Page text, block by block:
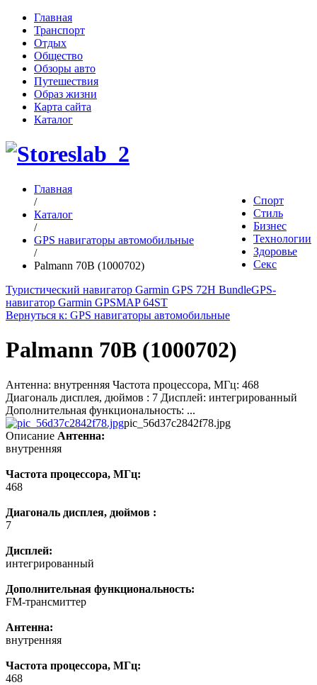
Главная
Транспорт
Отдых
Общество
Обзоры авто
Путешествия
Образ жизни
Карта сайта
Каталог
Спорт
Стиль
Бизнес
Технологии
Здоровье
Секс
Главная
/
Каталог
/
GPS навигаторы автомобильные
/
Palmann 70В (1000702)
Туристический навигатор Garmin GPS 72H BundleGPS-
навигатор Garmin GPSMAP 64ST
Вернуться к: GPS навигаторы автомобильные
Palmann 70В (1000702)
Антенна: внутренняя Частота процессора, МГц: 468
Диагональ дисплея, дюймов : 7 Дисплей: интегрированный
Дополнительная функциональность: ...
pic_56d37c2842f78.jpg
Описание Антенна:
внутренняя
Частота процессора, МГц:
468
Диагональ дисплея, дюймов :
7
Дисплей:
интегрированный
Дополнительная функциональность:
FM-трансмиттер
Антенна:
внутренняя
Частота процессора, МГц:
468